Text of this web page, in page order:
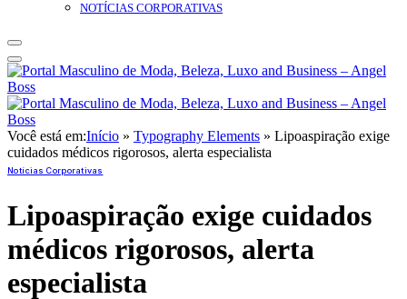
NOTÍCIAS CORPORATIVAS
Você está em:Início » Typography Elements » Lipoaspiração exige
cuidados médicos rigorosos, alerta especialista
Notícias Corporativas
Lipoaspiração exige cuidados
médicos rigorosos, alerta
especialista